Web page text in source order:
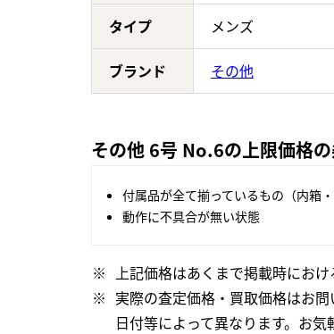
タイプ メンズ
ブランド その他
その他 6号 No.6の上限価格
付属品が全て揃っているもの（内箱
動作に不具合が無い状態
上記価格はあくまで掲載時にお
実際の査定価格・買取価格はお
日付等によって異なります。お気